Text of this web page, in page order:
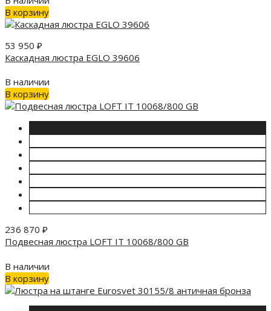
В корзину
53 950 ₽
Каскадная люстра EGLO 39606
В наличии
В корзину
236 870 ₽
Подвесная люстра LOFT IT 10068/800 GB
В наличии
В корзину